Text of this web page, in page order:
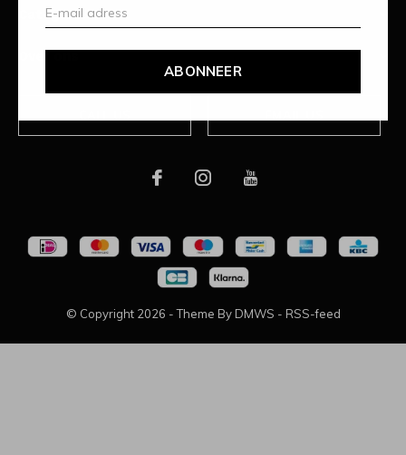
ABONNEER
Categorieën
© Copyright 2026 - Theme By DMWS - RSS-feed